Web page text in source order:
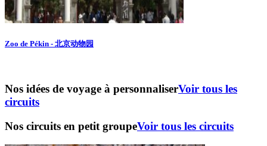
Zoo de Pékin - 北京动物园
Nos idées de voyage à personnaliserVoir tous les
circuits
Nos circuits en petit groupeVoir tous les circuits